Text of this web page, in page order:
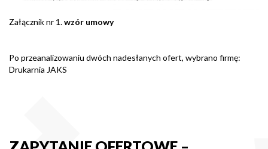
Załącznik nr 1.wzór umowy
Po przeanalizowaniu dwóch nadesłanych ofert, wybrano firmę:
Drukarnia JAKS